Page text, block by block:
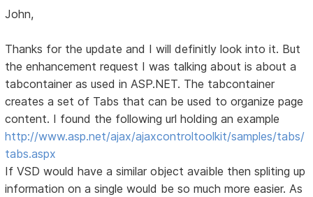
John,
Thanks for the update and I will definitly look into it. But
the enhancement request I was talking about is about a
tabcontainer as used in ASP.NET. The tabcontainer
creates a set of Tabs that can be used to organize page
content. I found the following url holding an example
http://www.asp.net/ajax/ajaxcontroltoolkit/samples/tabs/
tabs.aspx
If VSD would have a similar object avaible then spliting up
information on a single would be so much more easier. As